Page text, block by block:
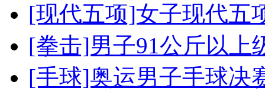
[现代五项]女子现代五
[拳击]男子91公斤以上
[手球]奥运男子手球决